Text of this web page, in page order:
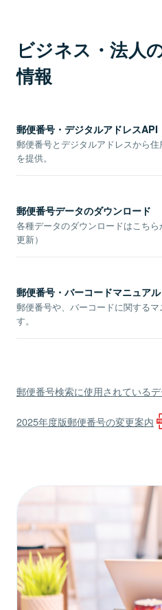
ビジネス・法人
情報
郵便番号・デジタルアドレスAPI
郵便番号とデジタルアドレスから
を提供。
郵便番号データのダウンロード
各種データのダウンロードはこち
更新）
郵便番号・バーコードマニュアル
郵便番号や、バーコードに関する
す。
郵便番号検索に使用されている
2025年度版郵便番号の変更案内